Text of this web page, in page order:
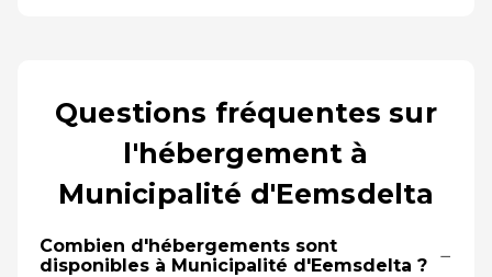
Questions fréquentes sur
l'hébergement à
Municipalité d'Eemsdelta
Combien d'hébergements sont
disponibles à Municipalité d'Eemsdelta ?
−